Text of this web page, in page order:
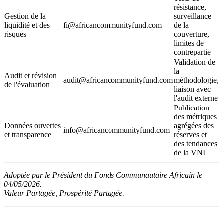
Gestion de la
liquidité et des
risques
fi@africancommunityfund.com
résistance,
surveillance
de la
couverture,
limites de
contrepartie
Audit et révision
de l'évaluation
audit@africancommunityfund.com
Validation de
la
méthodologie,
liaison avec
l'audit externe
Données ouvertes
et transparence
info@africancommunityfund.com
Publication
des métriques
agrégées des
réserves et
des tendances
de la VNI
Adoptée par le Président du Fonds Communautaire Africain le
04/05/2026.
Valeur Partagée, Prospérité Partagée.